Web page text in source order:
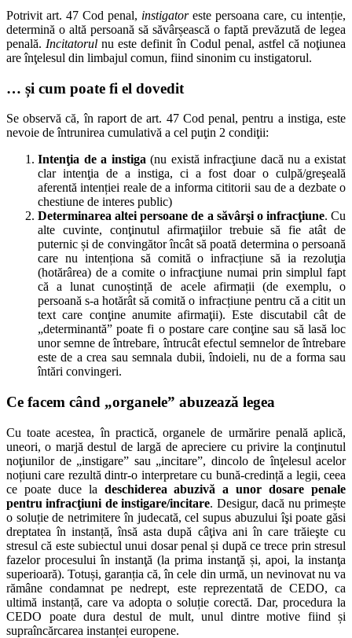
Potrivit art. 47 Cod penal, instigatoreste persoana care, cu intenție,
determină o altă persoană să săvârșească o faptă prevăzută de legea
penală. Incitatorul nu este definit în Codul penal, astfel că noţiunea
are înţelesul din limbajul comun, fiind sinonim cu instigatorul.
… și cum poate fi el dovedit
Se observă că, în raport de art. 47 Cod penal, pentru a instiga, este
nevoie de întrunirea cumulativă a cel puţin 2 condiţii:
Intenţia de a instiga(nu există infracţiune dacă nu a existat
clar intenţia de a instiga, ci a fost doar o culpă/greşeală
aferentă intenției reale de a informa cititorii sau de a dezbate o
chestiune de interes public)
Determinarea altei persoane de a săvârşi o infracţiune. Cu
alte cuvinte, conţinutul afirmaţiilor trebuie să fie atât de
puternic și de convingător încât să poată determina o persoană
care nu intenționa să comită o infracțiune să ia rezoluţia
(hotărârea) de a comite o infracţiune numai prin simplul fapt
că a lunat cunoștință de acele afirmații (de exemplu, o
persoană s-a hotărât să comită o infracțiune pentru că a citit un
text care conţine anumite afirmaţii). Este discutabil cât de
„determinantă” poate fi o postare care conţine sau să lasă loc
unor semne de întrebare, întrucât efectul semnelor de întrebare
este de a crea sau semnala dubii, îndoieli, nu de a forma sau
întări convingeri.
Ce facem când „organele” abuzează legea
Cu toate acestea, în practică, organele de urmărire penală aplică,
uneori, o marjă destul de largă de apreciere cu privire la conţinutul
noţiunilor de „instigare” sau „incitare”, dincolo de înţelesul acelor
noțiuni care rezultă dintr-o interpretare cu bună-credință a legii, ceea
ce poate duce la deschiderea abuzivă a unor dosare penale
pentru infracţiuni de instigare/incitare. Desigur, dacă nu primește
o soluție de netrimitere în judecată, cel supus abuzului îşi poate găsi
dreptatea în instanță, însă asta după câţiva ani în care trăieşte cu
stresul că este subiectul unui dosar penal și după ce trece prin stresul
fazelor procesului în instanţă (la prima instanţă și, apoi, la instanţa
superioară). Totuși, garanția că, în cele din urmă, un nevinovat nu va
rămâne condamnat pe nedrept, este reprezentată de CEDO, ca
ultimă instanță, care va adopta o soluție corectă. Dar, procedura la
CEDO poate dura destul de mult, unul dintre motive fiind și
supraîncărcarea instanței europene.